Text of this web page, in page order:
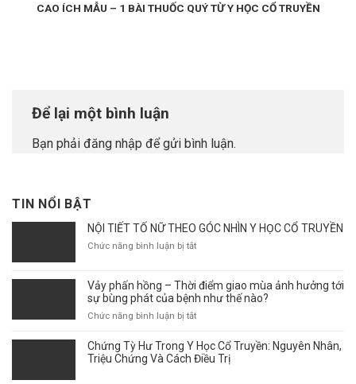
CAO ÍCH MẪU – 1 BÀI THUỐC QUÝ TỪ Y HỌC CỔ TRUYỀN
Để lại một bình luận
Bạn phải đăng nhập để gửi bình luận.
TIN NỔI BẬT
NỘI TIẾT TỐ NỮ THEO GÓC NHÌN Y HỌC CỔ TRUYỀN
Chức năng bình luận bị tắtở
TỐ
NỮ
THEO
NHÌN
Y
Vảy phấn hồng – Thời điểm giao mùa ảnh hưởng tới
sự bùng phát của bệnh như thế nào?
Chức năng bình luận bị tắtở
phấn
hồng
Chứng Tỳ Hư Trong Y Học Cổ Truyền: Nguyên Nhân,
Triệu Chứng Và Cách Điều Trị